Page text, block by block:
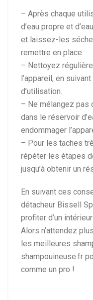
– Après chaque
d’eau propre et
et laissez-les
remettre en place.
– Nettoyez
l’appareil, en
d’utilisation.
– Ne mélangez
dans le réservoir
endommager
– Pour les taches
répéter les étapes
jusqu’à obtenir un
En suivant ces
détacheur Bissell
profiter d’un
Alors n’attendez
les meilleures
shampouineuse.fr
comme un pro !